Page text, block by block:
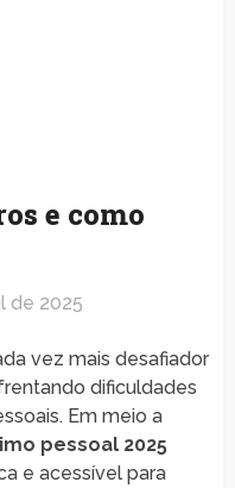
e como
de 2025
vez mais desafiador
dificuldades
Em meio a
pessoal 2025
e acessível para